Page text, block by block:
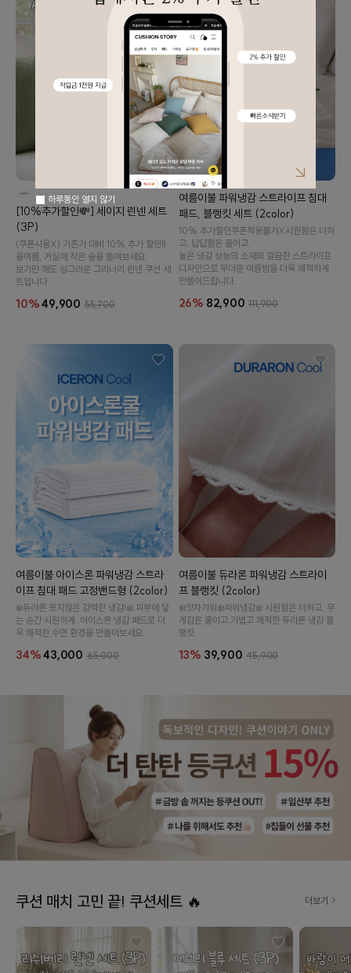
[10%추가할인💸] 세이지 린넨 세트
(3P)
(쿠폰사용X) 기존가 대비 10% 추가 할인‼️
올여름, 거실에 작은 숲을 들여보세요.
보기만 해도 싱그러운 그리너리 린넨 쿠션 세
트입니다.
10%49,900 55,700
여름이불 파워냉감 스트라이프 침대
패드, 블랭킷 세트 (2color)
10% 추가할인️쿠폰적용불가X️시원함은 더하
고, 답답함은 줄이고.
높은 냉감 성능의 소재와 깔끔한 스트라이프
디자인으로 무더운 여름밤을 더욱 쾌적하게
만들어드립니다.
26% 82,900 111,900
여름이불 아이스론 파워냉감 스트라
이프 침대 패드 고정밴드형 (2color)
❄️듀라론 못지않은 강력한 냉감!❄️ 피부에 닿
는 순간 시원하게. 아이스론 냉감 패드로 더
욱 쾌적한 수면 환경을 만들어보세요.
34%43,000 65,000
여름이불 듀라론 파워냉감 스트라이
프 블랭킷 (2color)
❄️앗차가워❄️파워냉감❄️ 시원함은 더하고, 무
게감은 줄이고.가볍고 쾌적한 듀라론 냉감 블
랭킷.
13% 39,900 45,900
쿠션 매치 고민 끝! 쿠션세트 🔥 더보기
하루동안 열지 않기